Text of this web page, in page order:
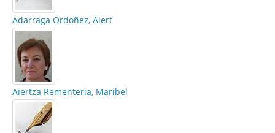
Adarraga Ordoñez, Aiert
Aiertza Rementeria, Maribel